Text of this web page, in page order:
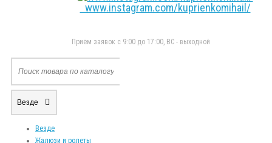
www.instagram.com/kuprienkomihail/
Приём заявок с 9:00 до 17:00, ВС - выходной
Везде
Везде
Жалюзи и ролеты